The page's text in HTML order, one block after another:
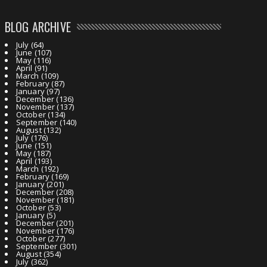
BLOG ARCHIVE
July (64)
June(107)
May(116)
April (91)
March (109)
February(87)
January(97)
December(136)
November(137)
October(134)
September (140)
August(132)
July(176)
June(151)
May(187)
April (193)
March (192)
February(169)
January(201)
December(208)
November(181)
October(53)
January(5)
December(201)
November(176)
October(277)
September (301)
August(354)
July(362)